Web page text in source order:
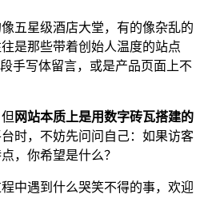
五星级酒店大堂，有的像杂乱的
是那些带着创始人温度的站点
写体留言，或是产品页面上不
网站本质上是用数字砖瓦搭建的
时，不妨先问问自己：如果访客
，你希望是什么？
中遇到什么哭笑不得的事，欢迎